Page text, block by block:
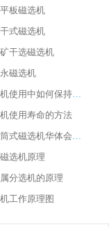
板磁选机
式磁选机
干选磁选机
磁选机
强磁磁选机使用中如何保持其顺畅运行
使用寿命的方法
山西永磁筒式磁选机华体会手机网页版-华体会(中国)
选机原理
分选机的原理
工作原理图